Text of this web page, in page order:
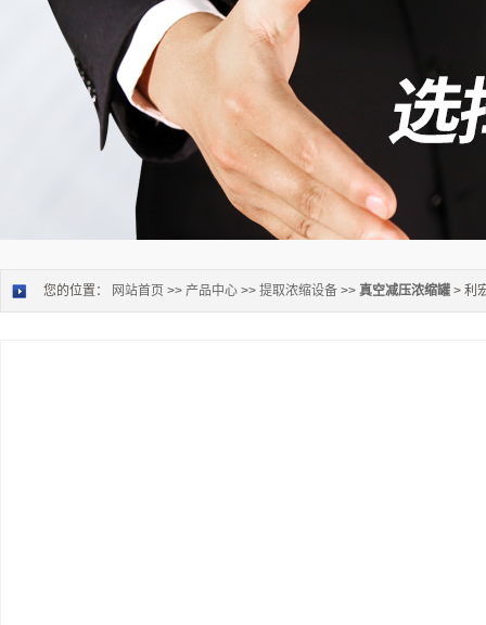
您的位置： 网站首页 >> 产品中心 >> 提取浓缩设备 >> 真空减压浓缩罐 > 利